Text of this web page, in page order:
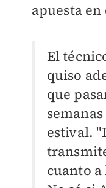
apuesta
El
quiso
que
estival.
cuanto